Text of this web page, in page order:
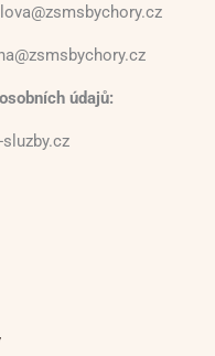
údajů: